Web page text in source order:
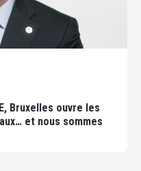
Bruxelles ouvre les
et nous sommes